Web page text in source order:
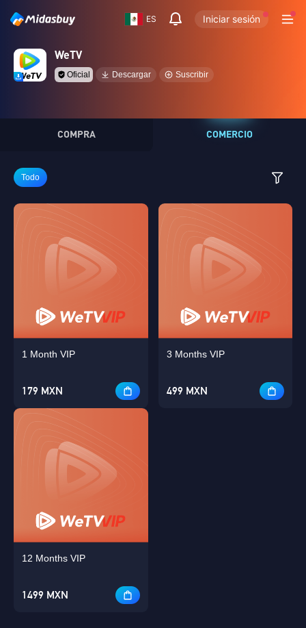
ES Iniciar sesión
WeTV
Oficial Descargar Suscribir
Singapore
COMPRA COMERCIO
Todo
1 Month VIP
179 MXN
3 Months VIP
499 MXN
12 Months VIP
1499 MXN